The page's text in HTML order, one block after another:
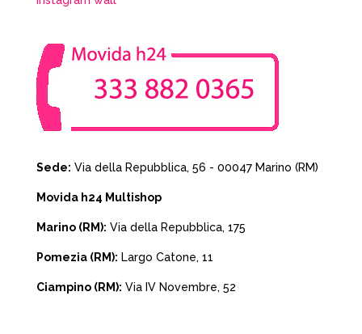
Sede: Via della Repubblica, 56 - 00047 Marino (RM)
Movida h24 Multishop
Marino (RM): Via della Repubblica, 175
Pomezia (RM): Largo Catone, 11
Ciampino (RM): Via IV Novembre, 52